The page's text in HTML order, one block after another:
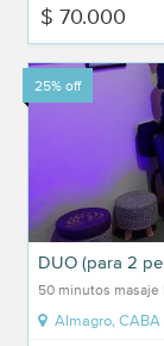
$ 70.000
25% off
DUO (para 2
50 minutos
Almagro, CABA